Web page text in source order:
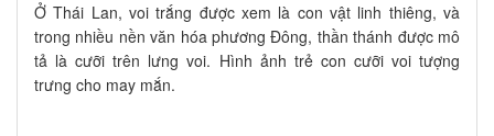
Ở Thái Lan, voi trắng được xem là con vật linh thiêng, và
trong nhiều nền văn hóa phương Đông, thần thánh được mô
tả là cưỡi trên lưng voi. Hình ảnh trẻ con cưỡi voi tượng
trưng cho may mắn.